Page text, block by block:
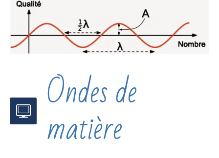
Ondes de
matière